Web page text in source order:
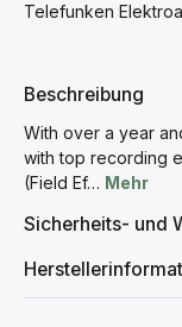
Telefunken
Beschreibung
With over a year
with top recording
(Field Ef… Mehr
Sicherheits- und